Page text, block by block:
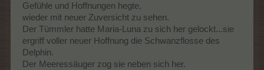
Gefühle und Hoffnungen hegte,
wieder mit neuer Zuversicht zu sehen.
Der Tümmler hatte Maria-Luna zu sich her gelockt...sie
ergriff voller neuer Hoffnung die Schwanzflosse des
Delphin.
Der Meeressäuger zog sie neben sich her.